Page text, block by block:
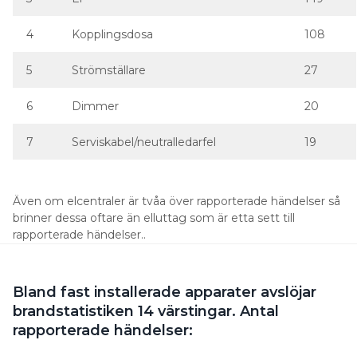
4 Kopplingsdosa 108
5 Strömställare 27
6 Dimmer 20
7 Serviskabel/neutralledarfel 19
Även om elcentraler är tvåa över rapporterade händelser så
brinner dessa oftare än elluttag som är etta sett till
rapporterade händelser..
Bland fast installerade apparater avslöjar
brandstatistiken 14 värstingar. Antal
rapporterade händelser: